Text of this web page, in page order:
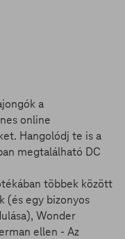
a
online
Hangolódj te is a
megtalálható DC
többek között
(és egy bizonyos
Wonder
ellen - Az